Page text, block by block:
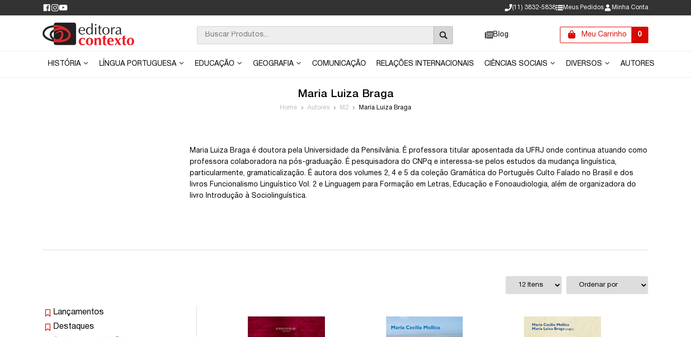
(11) 3832-5838 Meus Pedidos Minha Conta
Blog Meu Carrinho 0
HISTÓRIA LÍNGUA PORTUGUESA EDUCAÇÃO GEOGRAFIA COMUNICAÇÃO RELAÇÕES INTERNACIONAIS CIÊNCIAS SOCIAIS DIVERSOS AUTORES
Maria Luiza Braga
Home Autores M2 Maria Luiza Braga
Maria Luiza Braga é doutora pela Universidade da Pensilvânia. É professora titular aposentada da UFRJ onde continua atuando como
professora colaboradora na pós-graduação. É pesquisadora do CNPq e interessa-se pelos estudos da mudança linguística,
particularmente, gramaticalização. É autora dos volumes 2, 4 e 5 da coleção Gramática do Português Culto Falado no Brasil e dos
livros Funcionalismo Linguístico Vol. 2 e Linguagem para Formação em Letras, Educação e Fonoaudiologia, além de organizadora do
livro Introdução à Sociolinguística.
Lançamentos
Destaques